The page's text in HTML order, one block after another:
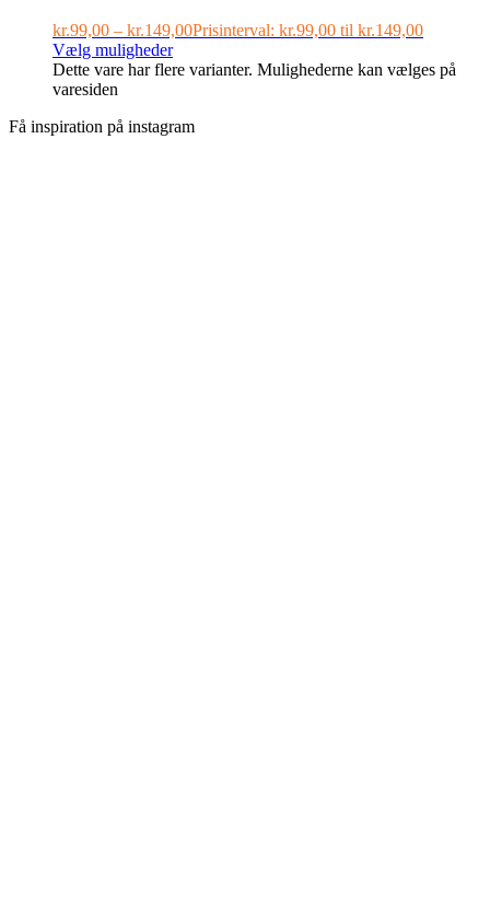
kr.99,00 – kr.149,00Prisinterval: kr.99,00 til kr.149,00
Vælg muligheder
Dette vare har flere varianter. Mulighederne kan vælges på
varesiden
Få inspiration på instagram